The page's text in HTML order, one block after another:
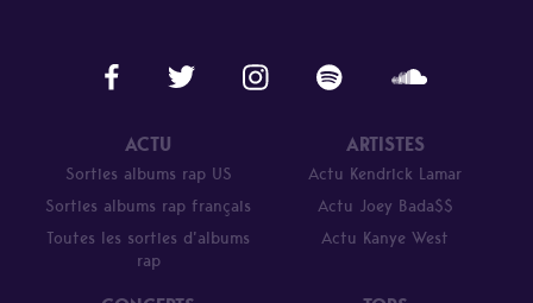
ACTU
Sorties albums rap US
Sorties albums rap français
Toutes les sorties d’albums
rap
ARTISTES
Actu Kendrick Lamar
Actu Joey Bada$$
Actu Kanye West